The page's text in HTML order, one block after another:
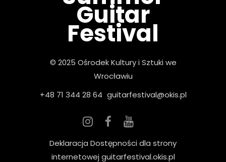
Guitar
Festival
© 2025 Ośrodek Kultury i Sztuki we
Wrocławiu
+48 71 344 28 64 guitarfestival@okis.pl
Deklaracja Dostępności dla strony
internetowej guitarfestival.okis.pl